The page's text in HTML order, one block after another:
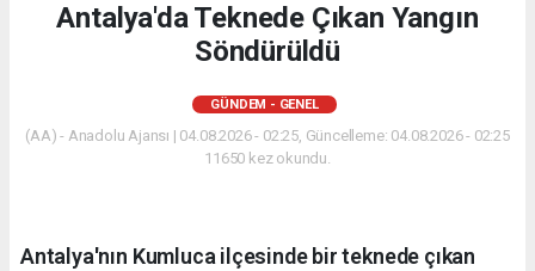
Antalya'da Teknede Çıkan Yangın
Söndürüldü
GÜNDEM - GENEL
(AA) - Anadolu Ajansı | 04.08.2026 - 02:25, Güncelleme: 04.08.2026 - 02:25
11650 kez okundu.
Antalya'nın Kumluca ilçesinde bir teknede çıkan